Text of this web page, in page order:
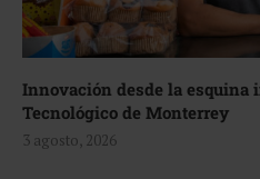
Innovación desde la esquina
Tecnológico de Monterrey
3 agosto, 2026